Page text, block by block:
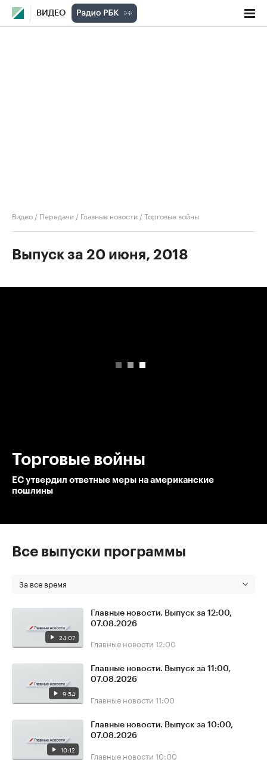
ВИДЕО
Видео / Передачи / Главные новости /Торговые войны
Выпуск за 20 июня, 2018
Торговые войны
ЕС утвердил ответные меры на американские
пошлины
Все выпуски программы
За все время
24:07
Главные новости. Выпуск за 12:00,
07.08.2026
Главные новости 12:00
9:54
Главные новости. Выпуск за 11:00,
07.08.2026
Главные новости 11:00
10:12
Главные новости. Выпуск за 10:00,
07.08.2026
Главные новости 10:00